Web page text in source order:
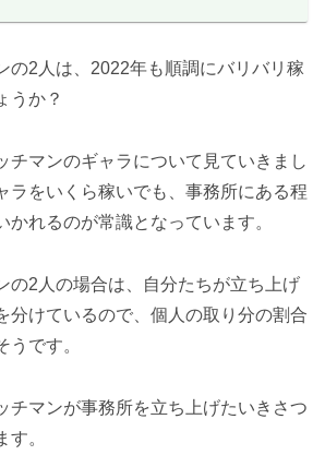
の2人は、2022年も順調にバリバリ稼
うか？
チマンのギャラについて見ていきまし
ラをいくら稼いでも、事務所にある程
かれるのが常識となっています。
の2人の場合は、自分たちが立ち上げ
分けているので、個人の取り分の割合
うです。
チマンが事務所を立ち上げたいきさつ
す。